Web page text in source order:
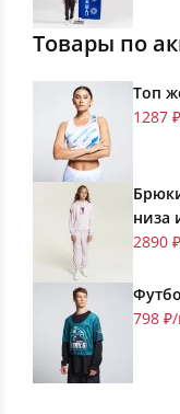
Товары по
Топ
1287
низа
2890
798